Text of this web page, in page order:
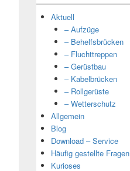
Aktuell
– Aufzüge
– Behelfsbrücken
– Fluchttreppen
– Gerüstbau
– Kabelbrücken
– Rollgerüste
– Wetterschutz
Allgemein
Blog
Download – Service
Häufig gestellte Fragen
Kurioses